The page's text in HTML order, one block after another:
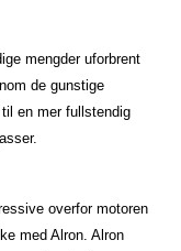
mengder uforbrent
de gunstige
en mer fullstendig
overfor motoren
med Alron. Alron